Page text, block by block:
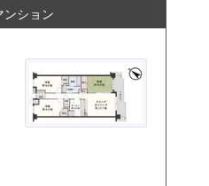
ンション